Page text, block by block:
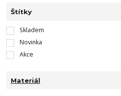
Štítky
Skladem
Novinka
Akce
Materiál